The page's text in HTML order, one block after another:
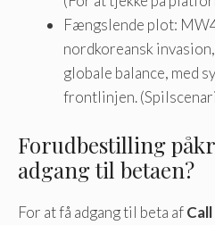
Fængslende plot:
nordkoreansk
globale balance, med
frontlinjen.
Forudbestilling
adgang til betaen?
For at få adgang til beta af